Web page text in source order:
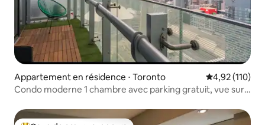
Appartement en résidence ⋅ Toronto Évaluation
4,92 (110)
Condo moderne 1 chambre avec parking gratuit, vue sur